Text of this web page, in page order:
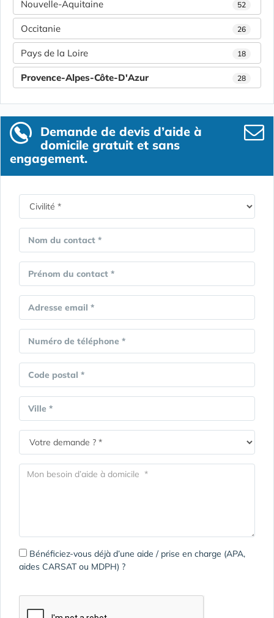
Nouvelle-Aquitaine 52
Occitanie 26
Pays de la Loire 18
Provence-Alpes-Côte-D'Azur 28
Demande de devis d’aide à
domicile gratuit et sans
engagement.
Nom du contact *
Prénom du contact *
Adresse email *
Numéro de téléphone *
Code postal *
Ville *
Bénéficiez-vous déjà d’une aide / prise en charge (APA,
aides CARSAT ou MDPH) ?